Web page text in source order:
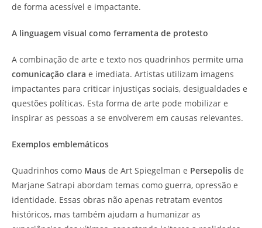
de forma acessível e impactante.
A linguagem visual como ferramenta de protesto
A combinação de arte e texto nos quadrinhos permite uma
comunicação clara e imediata. Artistas utilizam imagens
impactantes para criticar injustiças sociais, desigualdades e
questões políticas. Esta forma de arte pode mobilizar e
inspirar as pessoas a se envolverem em causas relevantes.
Exemplos emblemáticos
Quadrinhos como Maus de Art Spiegelman e Persepolis de
Marjane Satrapi abordam temas como guerra, opressão e
identidade. Essas obras não apenas retratam eventos
históricos, mas também ajudam a humanizar as